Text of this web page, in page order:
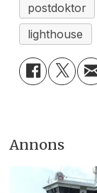
postdoktor
lighthouse
Annons